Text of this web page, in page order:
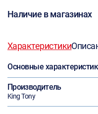
Наличие в магазинах
Характеристики
Основные
Производитель
King Tony